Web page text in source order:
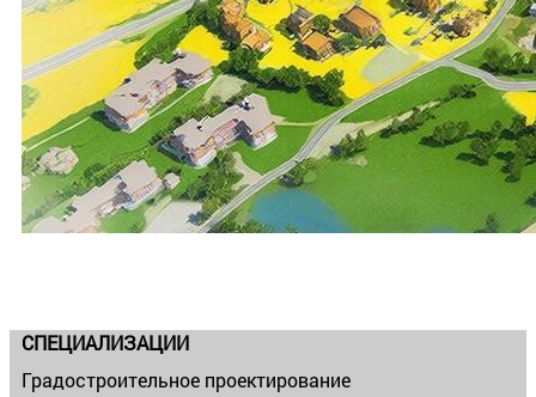
СПЕЦИАЛИЗАЦИИ
Градостроительное проектирование